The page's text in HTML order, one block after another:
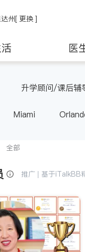
州[ 更换 ]
医
升学顾问/课后辅
Miami
全部
推广 | 基于iTalkBB